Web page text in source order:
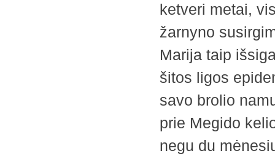
ketveri metai,
žarnyno
Marija taip
šitos ligos
savo brolio
prie Megido
negu du